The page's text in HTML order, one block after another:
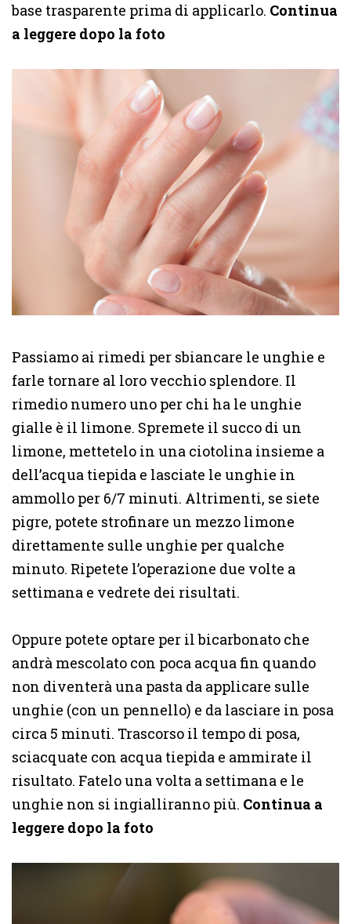
base trasparente prima di applicarlo. Continua
a leggere dopo la foto
Passiamo ai rimedi per sbiancare le unghie e
farle tornare al loro vecchio splendore. Il
rimedio numero uno per chi ha le unghie
gialle è il limone. Spremete il succo di un
limone, mettetelo in una ciotolina insieme a
dell’acqua tiepida e lasciate le unghie in
ammollo per 6/7 minuti. Altrimenti, se siete
pigre, potete strofinare un mezzo limone
direttamente sulle unghie per qualche
minuto. Ripetete l’operazione due volte a
settimana e vedrete dei risultati.
Oppure potete optare per il bicarbonato che
andrà mescolato con poca acqua fin quando
non diventerà una pasta da applicare sulle
unghie (con un pennello) e da lasciare in posa
circa 5 minuti. Trascorso il tempo di posa,
sciacquate con acqua tiepida e ammirate il
risultato. Fatelo una volta a settimana e le
unghie non si ingialliranno più. Continua a
leggere dopo la foto